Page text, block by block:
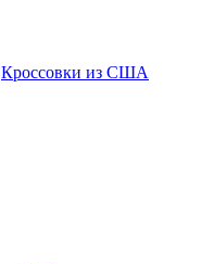
Кроссовки из США